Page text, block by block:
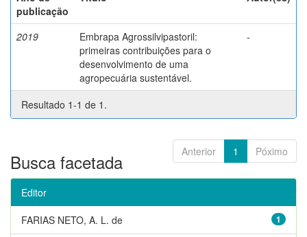
publicação
2019
Embrapa Agrossilvipastoril:
primeiras contribuições para o
desenvolvimento de uma
agropecuária sustentável.
-
Resultado 1-1 de 1.
Anterior 1 Póximo
Busca facetada
Editor
1
FARIAS NETO, A. L. de